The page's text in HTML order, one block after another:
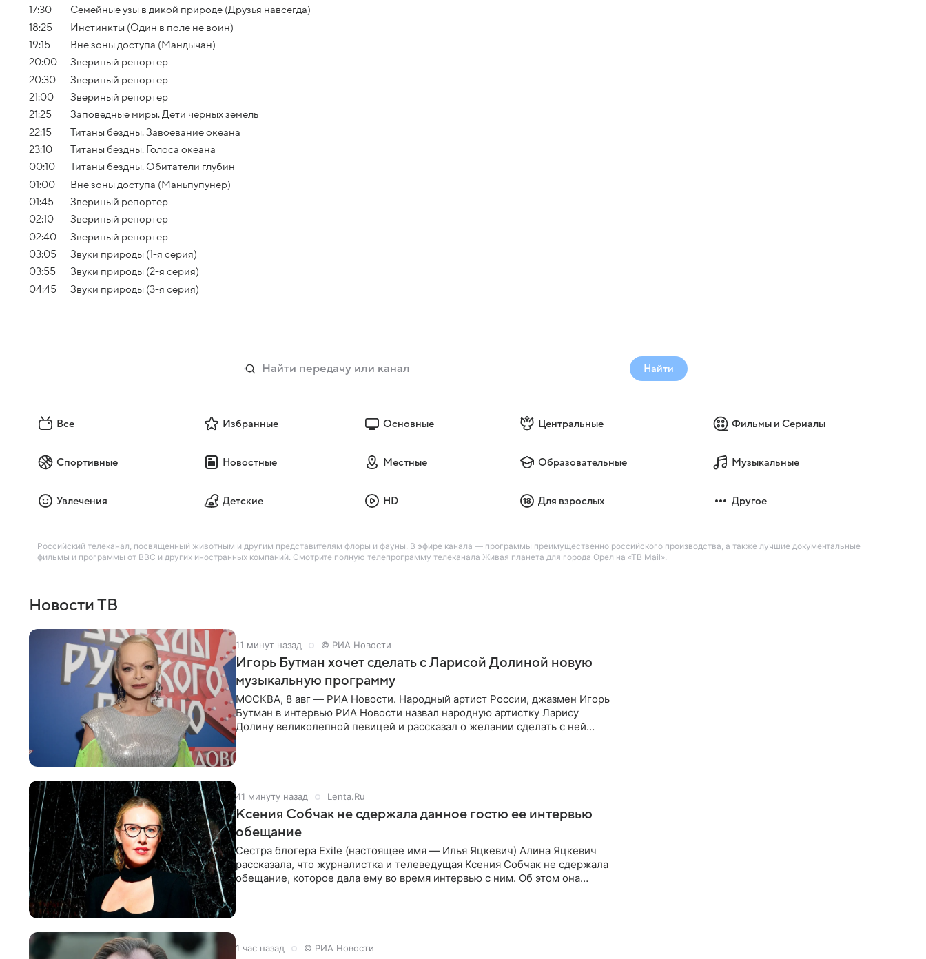
17:30
Семейные узы в дикой природе (Друзья навсегда)
18:25
Инстинкты (Один в поле не воин)
19:15
Вне зоны доступа (Мандычан)
20:00
Звериный репортер
20:30
Звериный репортер
21:00
Звериный репортер
21:25
Заповедные миры. Дети черных земель
22:15
Титаны бездны. Завоевание океана
23:10
Титаны бездны. Голоса океана
00:10
Титаны бездны. Обитатели глубин
01:00
Вне зоны доступа (Маньпупунер)
01:45
Звериный репортер
02:10
Звериный репортер
02:40
Звериный репортер
03:05
Звуки природы (1-я серия)
03:55
Звуки природы (2-я серия)
04:45
Звуки природы (3-я серия)
Найти
Все Избранные Основные Центральные Фильмы и Сериалы
Спортивные Новостные Местные Образовательные Музыкальные
Увлечения Детские HD Для взрослых Другое
Российский телеканал, посвященный животным и другим представителям флоры и фауны. В эфире канала — программы преимущественно российского производства, а также лучшие документальные
фильмы и программы от BBC и других иностранных компаний. Смотрите полную телепрограмму телеканала Живая планета для города Орел на «ТВ Mail».
Новости ТВ
11 минут назад © РИА Новости
Игорь Бутман хочет сделать с Ларисой Долиной новую
музыкальную программу
МОСКВА, 8 авг — РИА Новости. Народный артист России, джазмен Игорь
Бутман в интервью РИА Новости назвал народную артистку Ларису
Долину великолепной певицей и рассказал о желании сделать с ней
41 минуту назад Lenta.Ru
Ксения Собчак не сдержала данное гостю ее интервью
обещание
Сестра блогера Exile (настоящее имя — Илья Яцкевич) Алина Яцкевич
рассказала, что журналистка и телеведущая Ксения Собчак не сдержала
обещание, которое дала ему во время интервью с ним. Об этом она
1 час назад © РИА Новости